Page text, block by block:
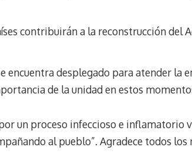
contribuirán a la reconstrucción del
encuentra desplegado para atender la
de la unidad en estos
un proceso infeccioso e inflamatorio
al pueblo”. Agradece todos